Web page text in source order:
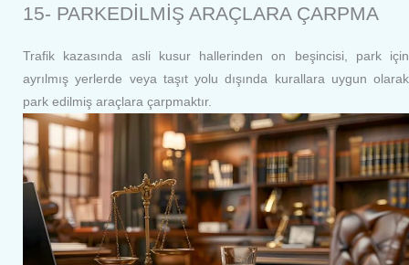
15- PARKEDİLMİŞ ARAÇLARA ÇARPMA
Trafik kazasında asli kusur hallerinden on beşincisi, park için
ayrılmış yerlerde veya taşıt yolu dışında kurallara uygun olarak
park edilmiş araçlara çarpmaktır.